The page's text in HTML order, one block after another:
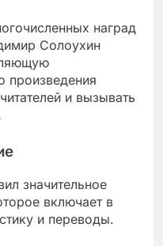
наград
Солоухин
произведения
и вызывать
значительное
включает в
и переводы.